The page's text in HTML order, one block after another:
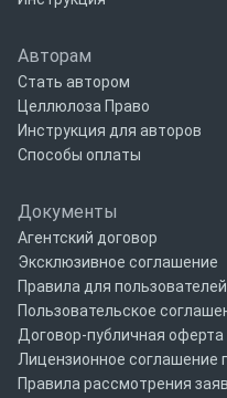
Авторам
Стать автором
Целлюлоза Право
Инструкция для авторов
Способы оплаты
Документы
Агентский договор
Эксклюзивное соглашение
Правила для пользователей
Пользовательское
Договор-публичная оферта
Лицензионное соглашение
Правила рассмотрения